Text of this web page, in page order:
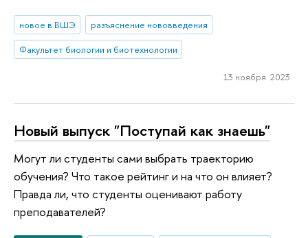
новое в ВШЭ
разъяснение нововведения
Факультет биологии и биотехнологии
13 ноября 2023
Новый выпуск "Поступай как знаешь"
Могут ли студенты сами выбрать траекторию
обучения? Что такое рейтинг и на что он влияет?
Правда ли, что студенты оценивают работу
преподавателей?